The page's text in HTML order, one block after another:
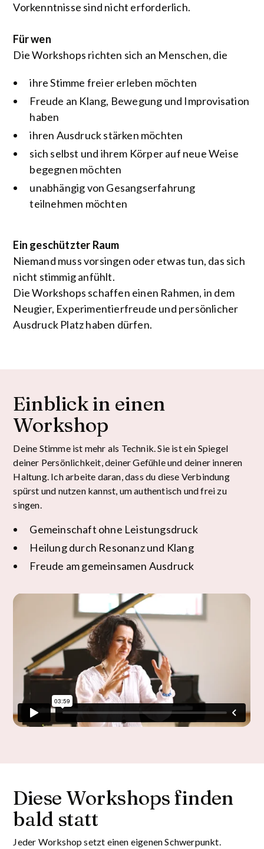
Vorkenntnisse sind nicht erforderlich.
Für wen
Die Workshops richten sich an Menschen, die
ihre Stimme freier erleben möchten
Freude an Klang, Bewegung und Improvisation
haben
ihren Ausdruck stärken möchten
sich selbst und ihrem Körper auf neue Weise
begegnen möchten
unabhängig von Gesangserfahrung
teilnehmen möchten
Ein geschützter Raum
Niemand muss vorsingen oder etwas tun, das sich
nicht stimmig anfühlt.
Die Workshops schaffen einen Rahmen, in dem
Neugier, Experimentierfreude und persönlicher
Ausdruck Platz haben dürfen.
Einblick in einen
Workshop
Deine Stimme ist mehr als Technik. Sie ist ein Spiegel
deiner Persönlichkeit, deiner Gefühle und deiner inneren
Haltung. Ich arbeite daran, dass du diese Verbindung
spürst und nutzen kannst, um authentisch und frei zu
singen.
Gemeinschaft ohne Leistungsdruck
Heilung durch Resonanz und Klang
Freude am gemeinsamen Ausdruck
Diese Workshops finden
bald statt
Jeder Workshop setzt einen eigenen Schwerpunkt.